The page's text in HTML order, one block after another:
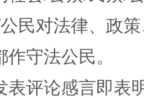
后
民对法律、政
守法公民。
表评论感言即表